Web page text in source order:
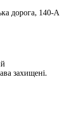
дорога, 140-А
захищені.